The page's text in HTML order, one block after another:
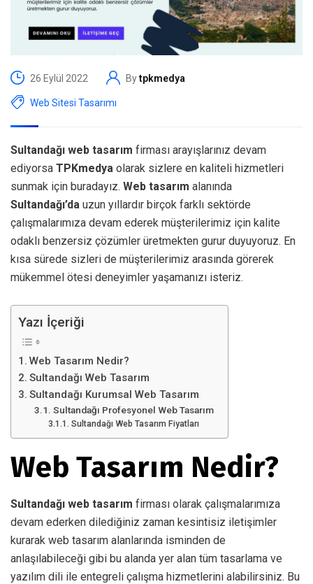
26 Eylül 2022 Bytpkmedya
Web Sitesi Tasarımı
Sultandağı web tasarım firması arayışlarınız devam
ediyorsa TPKmedya olarak sizlere en kaliteli hizmetleri
sunmak için buradayız. Web tasarım alanında
Sultandağı’da uzun yıllardır birçok farklı sektörde
çalışmalarımıza devam ederek müşterilerimiz için kalite
odaklı benzersiz çözümler üretmekten gurur duyuyoruz. En
kısa sürede sizleri de müşterilerimiz arasında görerek
mükemmel ötesi deneyimler yaşamanızı isteriz.
Yazı İçeriği
Web Tasarım Nedir?
Sultandağı Web Tasarım
Sultandağı Kurumsal Web Tasarım
Sultandağı Profesyonel Web Tasarım
Sultandağı Web Tasarım Fiyatları
Web Tasarım Nedir?
Sultandağı web tasarım firması olarak çalışmalarımıza
devam ederken dilediğiniz zaman kesintisiz iletişimler
kurarak web tasarım alanlarında isminden de
anlaşılabileceği gibi bu alanda yer alan tüm tasarlama ve
yazılım dili ile entegreli çalışma hizmetlerini alabilirsiniz. Bu